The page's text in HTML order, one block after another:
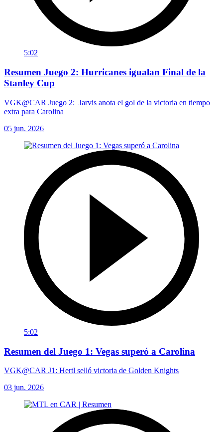
5:02
Resumen Juego 2: Hurricanes igualan Final de la
Stanley Cup
VGK@CAR Juego 2: Jarvis anota el gol de la victoria en tiempo
extra para Carolina
05 jun. 2026
5:02
Resumen del Juego 1: Vegas superó a Carolina
VGK@CAR J1: Hertl selló victoria de Golden Knights
03 jun. 2026